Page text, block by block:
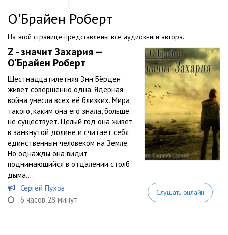
О'Брайен Роберт
На этой странице представлены все аудиокниги автора.
Z - значит Захария —
О'Брайен Роберт
Шестнадцатилетняя Энн Бёрден
живёт совершенно одна. Ядерная
война унесла всех её близких. Мира,
такого, каким она его знала, больше
не существует. Целый год она живёт
в замкнутой долине и считает себя
единственным человеком на Земле.
Но однажды она видит
поднимающийся в отдалении столб
дыма....
Сергей Пухов
6 часов 28 минут
Слушать онлайн